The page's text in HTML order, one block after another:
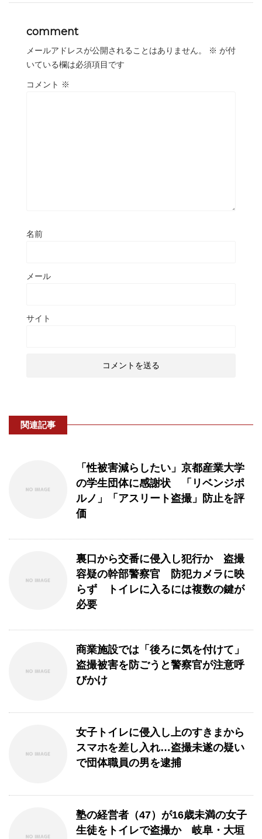
comment
メールアドレスが公開されることはありません。 ※ が付
いている欄は必須項目です
コメント ※
名前
メール
サイト
関連記事
「性被害減らしたい」京都産業大学
の学生団体に感謝状 「リベンジポ
ルノ」「アスリート盗撮」防止を評
価
裏口から交番に侵入し犯行か 盗撮
容疑の幹部警察官 防犯カメラに映
らず トイレに入るには複数の鍵が
必要
商業施設では「後ろに気を付けて」
盗撮被害を防ごうと警察官が注意呼
びかけ
女子トイレに侵入し上のすきまから
スマホを差し入れ…盗撮未遂の疑い
で団体職員の男を逮捕
塾の経営者（47）が16歳未満の女子
生徒をトイレで盗撮か 岐阜・大垣